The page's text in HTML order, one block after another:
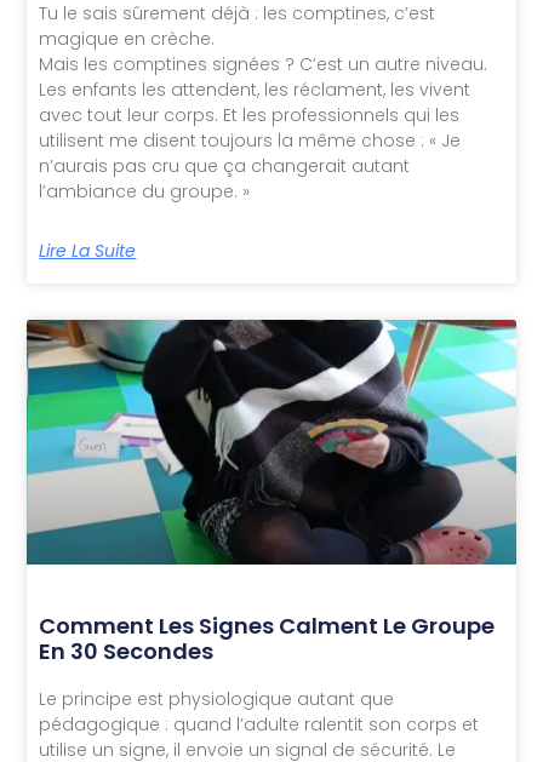
Tu le sais sûrement déjà : les comptines, c’est
magique en crèche.
Mais les comptines signées ? C’est un autre niveau.
Les enfants les attendent, les réclament, les vivent
avec tout leur corps. Et les professionnels qui les
utilisent me disent toujours la même chose : « Je
n’aurais pas cru que ça changerait autant
l’ambiance du groupe. »
Lire La Suite
Comment Les Signes Calment Le Groupe
En 30 Secondes
Le principe est physiologique autant que
pédagogique : quand l’adulte ralentit son corps et
utilise un signe, il envoie un signal de sécurité. Le